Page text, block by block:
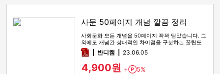
사문 50페이지 개념 깔끔 정리
사회문화 모든 개념을 50페이지 꽉꽉 담았습니다. 그
외에도 개념간 상대적인 차이점을 구분하는 꿀팁도
함께 있습니다
pdf반디캠 23.06.05
4,900원 + Point
5%